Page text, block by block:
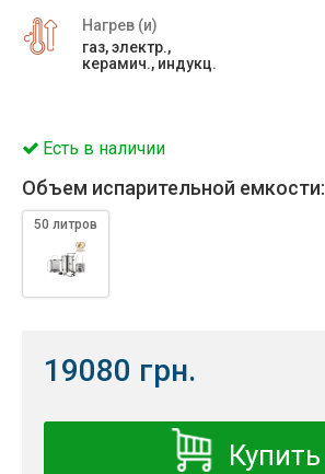
Нагрев (и)
газ, электр.,
керамич., индукц.
Есть в наличии
Объем испарительной емкости:
50 литров
19080 грн.
Купить